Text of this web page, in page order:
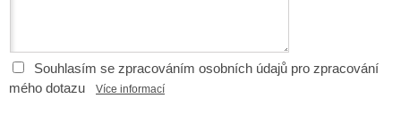
Souhlasím se zpracováním osobních údajů pro zpracování
mého dotazu
Více informací